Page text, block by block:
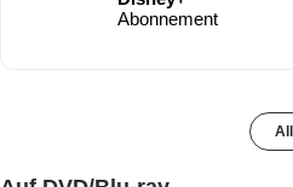
Abonnement